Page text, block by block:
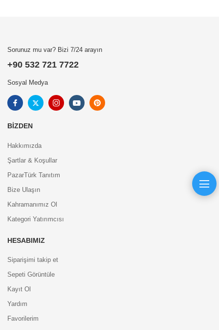
Sorunuz mu var? Bizi 7/24 arayın
+90 532 721 7722
Sosyal Medya
BIZDEN
Hakkımızda
Şartlar & Koşullar
PazarTürk Tanıtım
Bize Ulaşın
Kahramanımız Ol
Kategori Yatırımcısı
HESABIMIZ
Siparişimi takip et
Sepeti Görüntüle
Kayıt Ol
Yardım
Favorilerim